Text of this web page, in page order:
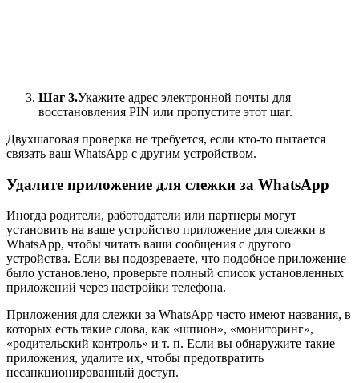
Шаг 3.Укажите адрес электронной почты для
восстановления PIN или пропустите этот шаг.
Двухшаговая проверка не требуется, если кто-то пытается
связать ваш WhatsApp с другим устройством.
Удалите приложение для слежки за WhatsApp
Иногда родители, работодатели или партнеры могут
установить на ваше устройство приложение для слежки в
WhatsApp, чтобы читать ваши сообщения с другого
устройства. Если вы подозреваете, что подобное приложение
было установлено, проверьте полный список установленных
приложений через настройки телефона.
Приложения для слежки за WhatsApp часто имеют названия, в
которых есть такие слова, как «шпион», «мониторинг»,
«родительский контроль» и т. п. Если вы обнаружите такие
приложения, удалите их, чтобы предотвратить
несанкционированный доступ.